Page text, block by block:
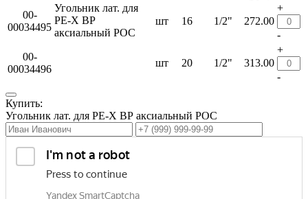
00-
00034495
Угольник лат. для
PE-X ВР
аксиальный РОС
шт 16 1/2" 272.00
+
-
00-
00034496
шт 20 1/2" 313.00
+
-
Купить:
Угольник лат. для PE-X ВР аксиальный РОС